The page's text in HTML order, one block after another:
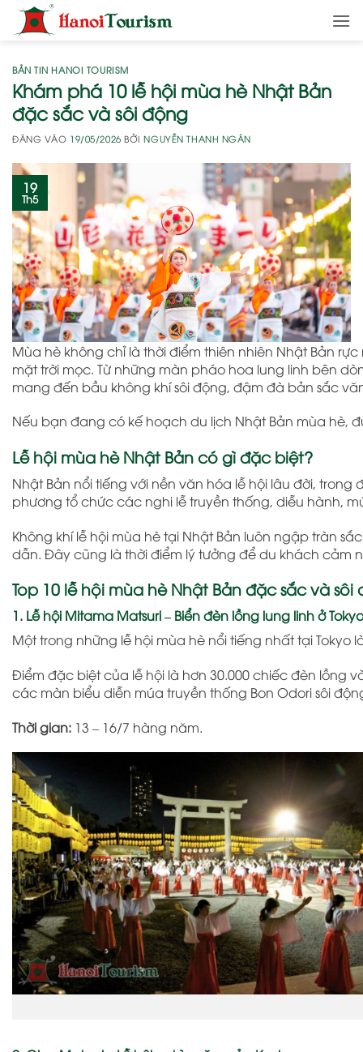
qua
dungBẢN TIN HANOI TOURISM
Khám phá 10 lễ hội mùa hè Nhật Bản
đặc sắc và sôi động
ĐĂNG VÀO 19/05/2026 BỞINGUYỄN THANH NGÂN
19
Th5
Mùa hè không chỉ là thời điểm thiên nhiên Nhật Bản
mặt trời mọc. Từ những màn pháo hoa lung linh bên
mang đến bầu không khí sôi động, đậm đà bản sắc
Nếu bạn đang có kế hoạch du lịch Nhật Bản mùa hè,
Lễ hội mùa hè Nhật Bản có gì đặc biệt?
Nhật Bản nổi tiếng với nền văn hóa lễ hội lâu đời,
phương tổ chức các nghi lễ truyền thống, diễu hành,
Không khí lễ hội mùa hè tại Nhật Bản luôn ngập tràn
dẫn. Đây cũng là thời điểm lý tưởng để du khách cảm
Top 10 lễ hội mùa hè Nhật Bản đặc sắc và sôi
1. Lễ hội Mitama Matsuri – Biển đèn lồng lung linh ở Tokyo
Một trong những lễ hội mùa hè nổi tiếng nhất tạiTokyo
Điểm đặc biệt của lễ hội là hơn 30.000 chiếc đèn lồng
các màn biểu diễn múa truyền thống Bon Odori sôi
Thời gian: 13 – 16/7 hàng năm.